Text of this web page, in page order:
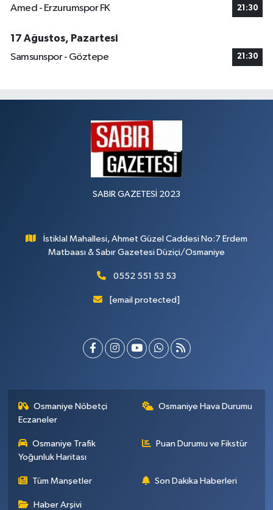
Amed - Erzurumspor FK 21:30
17 Ağustos, Pazartesi
Samsunspor - Göztepe
21:30
SABIR GAZETESİ 2023
İstiklal Mahallesi, Ahmet Güzel Caddesi No:7 Erdem
Matbaası & Sabır Gazetesi Düziçi/Osmaniye
0552 551 53 53
[email protected]
Osmaniye Nöbetçi
Eczaneler
Osmaniye Hava Durumu
Osmaniye Trafik
Yoğunluk Haritası
Puan Durumu ve Fikstür
Tüm Manşetler Son Dakika Haberleri
Haber Arşivi